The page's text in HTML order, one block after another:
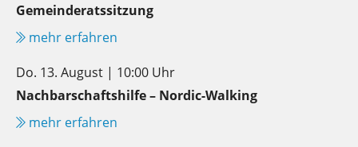
Gemeinderatssitzung
mehr erfahren
Do. 13. August | 10:00 Uhr
Nachbarschaftshilfe – Nordic-Walking
mehr erfahren